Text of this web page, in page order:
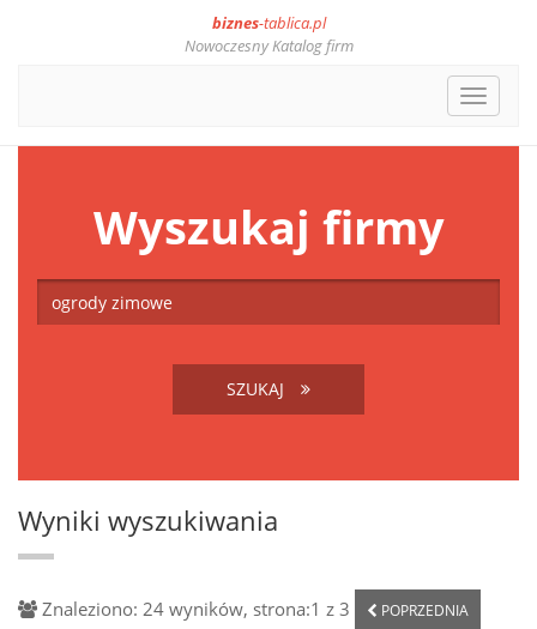
biznes-tablica.pl
Nowoczesny Katalog firm
Toggle
Wyszukaj firmy
SZUKAJ
Wyniki wyszukiwania
Znaleziono: 24 wyników, strona:1 z 3 POPRZEDNIA